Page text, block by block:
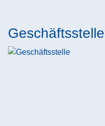
Geschäftsstelle